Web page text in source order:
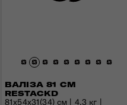
ВАЛІЗА 81 СМ
RESTACKD
81x54x31(34) см | 4,3 кг |